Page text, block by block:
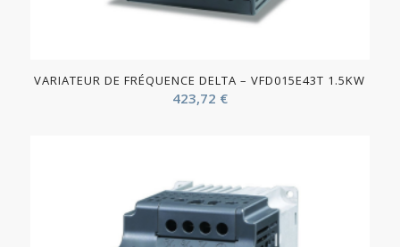
VARIATEUR DE FRÉQUENCE DELTA – VFD015E43T 1.5KW
423,72 €